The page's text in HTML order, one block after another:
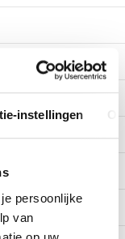
instellingen
persoonlijke
van